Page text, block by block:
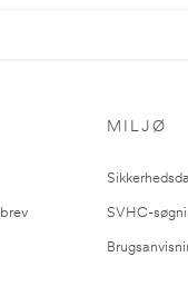
MILJØ
SVHC-